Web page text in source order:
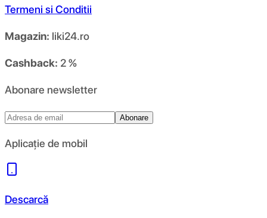
Termeni si Conditii
Magazin: liki24.ro
Cashback: 2 %
Abonare newsletter
Abonare
Aplicație de mobil
Descarcă